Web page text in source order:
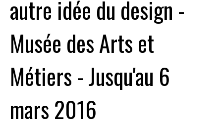
autre idée du design -
Musée des Arts et
Métiers - Jusqu'au 6
mars 2016